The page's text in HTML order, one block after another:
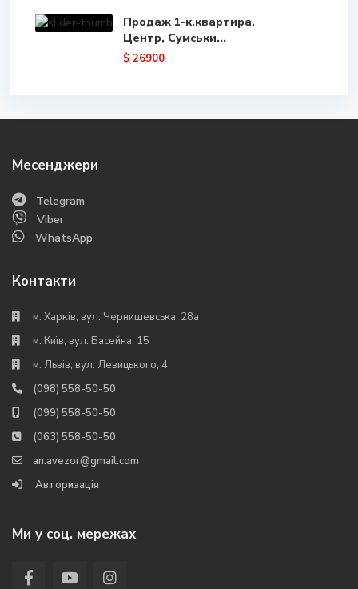
Продаж 1-к.квартира.
Центр, Сумськи...
$ 26900
Месенджери
Telegram
Viber
WhatsApp
Контакти
м. Харків, вул. Чернишевська, 28а
м. Київ, вул. Басейна, 15
м. Львів, вул. Левицького, 4
(098) 558-50-50
(099) 558-50-50
(063) 558-50-50
an.avezor@gmail.com
Авторизація
Ми у соц. мережах